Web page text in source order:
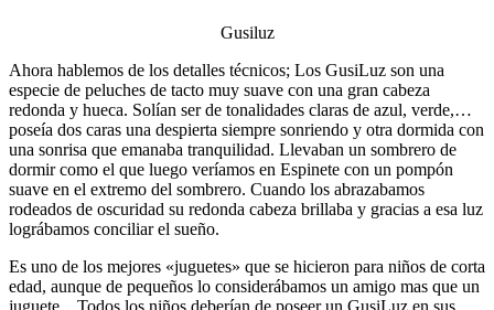
Gusiluz
Ahora hablemos de los detalles técnicos; Los GusiLuz son una
especie de peluches de tacto muy suave con una gran cabeza
redonda y hueca. Solían ser de tonalidades claras de azul, verde,…
poseía dos caras una despierta siempre sonriendo y otra dormida con
una sonrisa que emanaba tranquilidad. Llevaban un sombrero de
dormir como el que luego veríamos en Espinete con un pompón
suave en el extremo del sombrero. Cuando los abrazabamos
rodeados de oscuridad su redonda cabeza brillaba y gracias a esa luz
lográbamos conciliar el sueño.
Es uno de los mejores «juguetes» que se hicieron para niños de corta
edad, aunque de pequeños lo considerábamos un amigo mas que un